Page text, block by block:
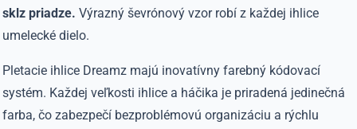
sklz priadze. Výrazný ševrónový vzor robí z každej ihlice
umelecké dielo.
Pletacie ihlice Dreamz majú inovatívny farebný kódovací
systém. Každej veľkosti ihlice a háčika je priradená jedinečná
farba, čo zabezpečí bezproblémovú organizáciu a rýchlu